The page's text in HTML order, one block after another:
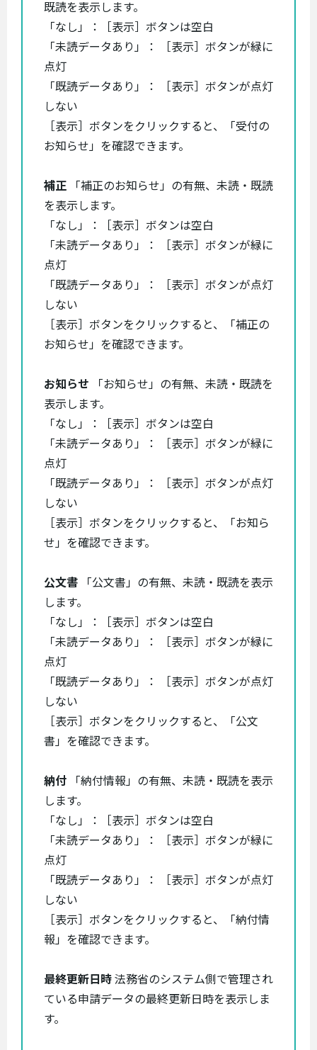
既読を表示します。
「なし」：［表示］ボタンは空白
「未読データあり」： ［表示］ボタンが緑に
点灯
「既読データあり」： ［表示］ボタンが点灯
しない
［表示］ボタンをクリックすると、「受付の
お知らせ」を確認できます。
補正 「補正のお知らせ」の有無、未読・既読
を表示します。
「なし」：［表示］ボタンは空白
「未読データあり」： ［表示］ボタンが緑に
点灯
「既読データあり」： ［表示］ボタンが点灯
しない
［表示］ボタンをクリックすると、「補正の
お知らせ」を確認できます。
お知らせ 「お知らせ」の有無、未読・既読を
表示します。
「なし」：［表示］ボタンは空白
「未読データあり」： ［表示］ボタンが緑に
点灯
「既読データあり」： ［表示］ボタンが点灯
しない
［表示］ボタンをクリックすると、「お知ら
せ」を確認できます。
公文書 「公文書」の有無、未読・既読を表示
します。
「なし」：［表示］ボタンは空白
「未読データあり」： ［表示］ボタンが緑に
点灯
「既読データあり」： ［表示］ボタンが点灯
しない
［表示］ボタンをクリックすると、「公文
書」を確認できます。
納付 「納付情報」の有無、未読・既読を表示
します。
「なし」：［表示］ボタンは空白
「未読データあり」： ［表示］ボタンが緑に
点灯
「既読データあり」： ［表示］ボタンが点灯
しない
［表示］ボタンをクリックすると、「納付情
報」を確認できます。
最終更新日時 法務省のシステム側で管理され
ている申請データの最終更新日時を表示しま
す。